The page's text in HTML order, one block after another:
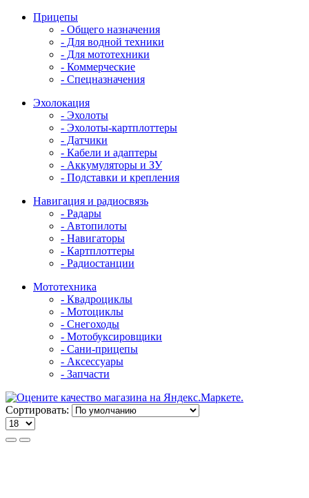
Прицепы
- Общего назначения
- Для водной техники
- Для мототехники
- Коммерческие
- Спецназначения
Эхолокация
- Эхолоты
- Эхолоты-картплоттеры
- Датчики
- Кабели и адаптеры
- Аккумуляторы и ЗУ
- Подставки и крепления
Навигация и радиосвязь
- Радары
- Автопилоты
- Навигаторы
- Картплоттеры
- Радиостанции
Мототехника
- Квадроциклы
- Мотоциклы
- Снегоходы
- Мотобуксировщики
- Сани-прицепы
- Аксессуары
- Запчасти
Сортировать: